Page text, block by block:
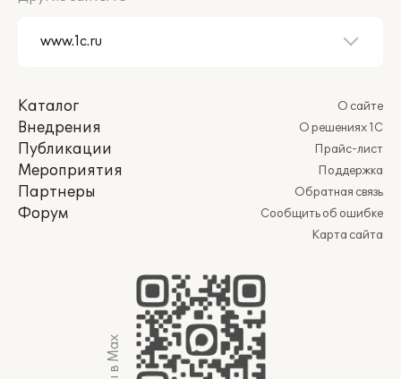
Каталог
Внедрения
Публикации
Мероприятия
Партнеры
Форум
О сайте
О решениях 1С
Прайс-лист
Поддержка
Обратная связь
Сообщить об ошибке
Карта сайта
Мы в Max